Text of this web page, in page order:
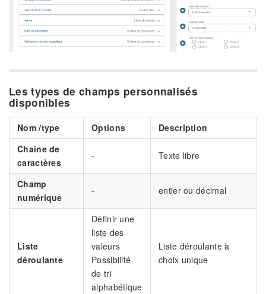
Les types de champs personnalisés
disponibles
Nom /type Options
Description
Chaine de
caractères
- Texte libre
Champ
numérique
- entier ou décimal
Liste
déroulante
Définir une
liste des
valeurs
Possibilité
de tri
alphabétique
Liste déroulante à
choix unique